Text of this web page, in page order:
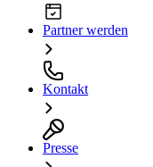
Partner werden
Kontakt
Presse